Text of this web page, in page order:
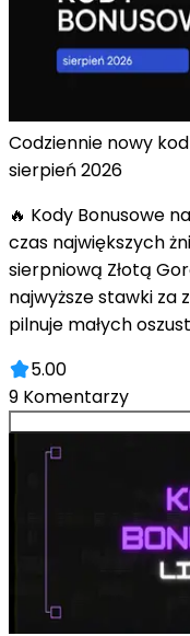
Codziennie nowy
sierpień 2026
🔥 Kody Bonusowe
czas największych
sierpniową Złotą
najwyższe stawki za
pilnuje małych
5.00
9 Komentarzy